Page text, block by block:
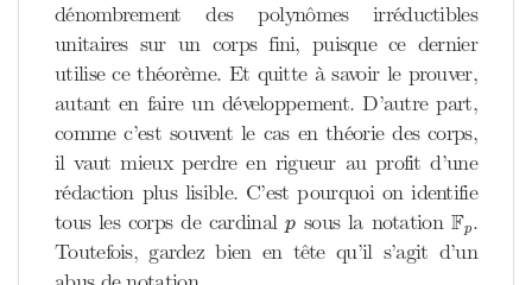
dénombrement des polynômes irréductibles
unitaires sur un corps fini, puisque ce dernier
utilise ce théorème. Et quitte à savoir le prouver,
autant en faire un développement. D’autre part,
comme c’est souvent le cas en théorie des corps,
il vaut mieux perdre en rigueur au profit d’une
rédaction plus lisible. C’est pourquoi on identifie
tous les corps de cardinalp
p sous la notation Fp
Fp .
Toutefois, gardez bien en tête qu’il s’agit d’un